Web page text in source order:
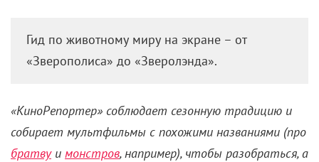
Гид по животному миру на экране – от
«Зверополиса» до «Зверолэнда».
«КиноРепортер» соблюдает сезонную традицию и
собирает мультфильмы с похожими названиями (про
братвуи монстров, например), чтобы разобраться, а